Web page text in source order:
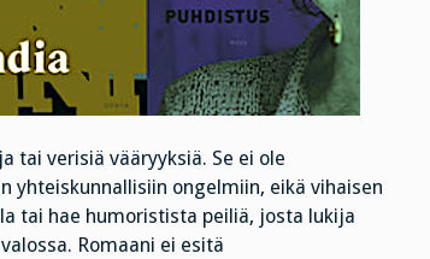
tai verisiä vääryyksiä. Se ei ole
yhteiskunnallisiin ongelmiin, eikä vihaisen
tai hae humoristista peiliä, josta lukija
Romaani ei esitä